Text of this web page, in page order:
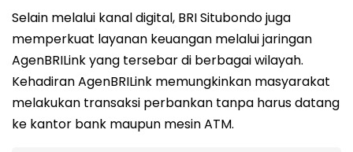
Selain melalui kanal digital, BRI Situbondo juga
memperkuat layanan keuangan melalui jaringan
AgenBRILink yang tersebar di berbagai wilayah.
Kehadiran AgenBRILink memungkinkan masyarakat
melakukan transaksi perbankan tanpa harus datang
ke kantor bank maupun mesin ATM.